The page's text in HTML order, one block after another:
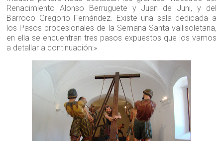
Renacimiento Alonso Berruguete y Juan de Juni, y del
Barroco Gregorio Fernández. Existe una sala dedicada a
los Pasos procesionales de la Semana Santa vallisoletana,
en ella se encuentran tres pasos expuestos que los vamos
a detallar a continuación:»